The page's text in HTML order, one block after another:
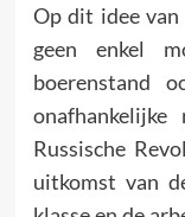
Op dit idee
geen enkel
boerenstand
Russische
uitkomst van